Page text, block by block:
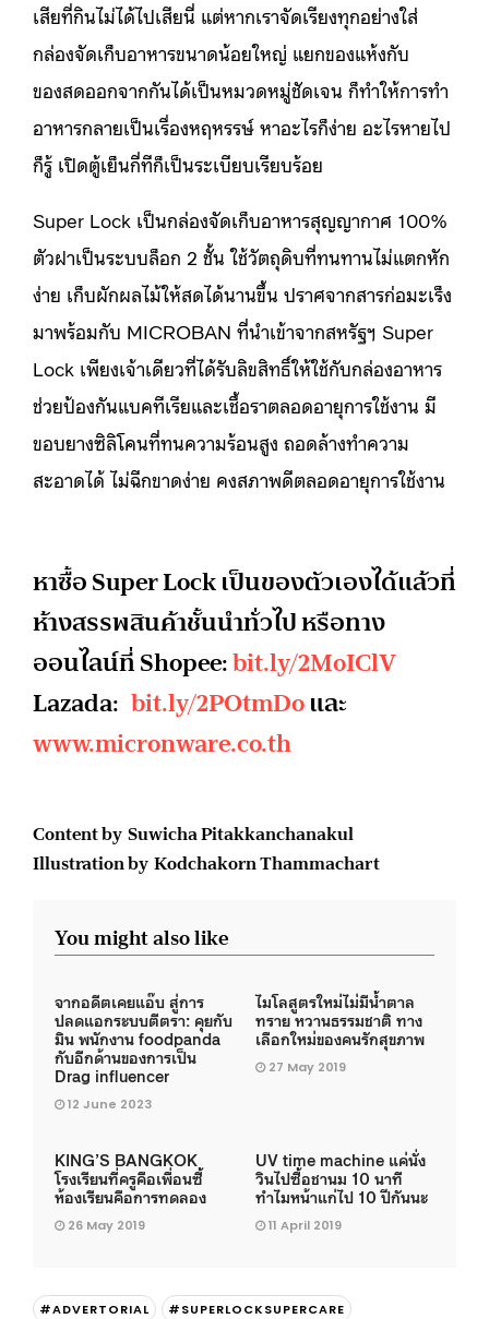
เสียที่กินไม่ได้ไปเสียนี่ แต่หากเราจัดเรียงทุกอย่างใส่
กล่องจัดเก็บอาหารขนาดน้อยใหญ่ แยกของแห้งกับ
ของสดออกจากกันได้เป็นหมวดหมู่ชัดเจน ก็ทำให้การทำ
อาหารกลายเป็นเรื่องหฤหรรษ์ หาอะไรก็ง่าย อะไรหายไป
ก็รู้ เปิดตู้เย็นกี่ทีก็เป็นระเบียบเรียบร้อย
Super Lock เป็นกล่องจัดเก็บอาหารสุญญากาศ 100%
ตัวฝาเป็นระบบล็อก 2 ชั้น ใช้วัตถุดิบที่ทนทานไม่แตกหัก
ง่าย เก็บผักผลไม้ให้สดได้นานขึ้น ปราศจากสารก่อมะเร็ง
มาพร้อมกับ MICROBAN ที่นำเข้าจากสหรัฐฯ Super
Lock เพียงเจ้าเดียวที่ได้รับลิขสิทธิ์ให้ใช้กับกล่องอาหาร
ช่วยป้องกันแบคทีเรียและเชื้อราตลอดอายุการใช้งาน มี
ขอบยางซิลิโคนที่ทนความร้อนสูง ถอดล้างทำความ
สะอาดได้ ไม่ฉีกขาดง่าย คงสภาพดีตลอดอายุการใช้งาน
หาซื้อ Super Lock เป็นของตัวเองได้แล้วที่
ห้างสรรพสินค้าชั้นนำทั่วไป หรือทาง
ออนไลน์ที่ Shopee:bit.ly/2MoIClV
Lazada: bit.ly/2POtmDoและ
www.micronware.co.th
Content by Suwicha Pitakkanchanakul
Illustration byKodchakorn Thammachart
You might also like
จากอดีตเคยแอ๊บ สู่การ
ปลดแอกระบบตีตรา: คุยกับ
มิน พนักงาน foodpanda
กับอีกด้านของการเป็น
Drag influencer
12 June 2023
ไมโลสูตรใหม่ไม่มีน้ำตาล
ทราย หวานธรรมชาติ ทาง
เลือกใหม่ของคนรักสุขภาพ
27 May 2019
KING’S BANGKOK
โรงเรียนที่ครูคือเพื่อนซี้
ห้องเรียนคือการทดลอง
26 May 2019
UV time machine แค่นั่ง
วินไปซื้อชานม 10 นาที
ทำไมหน้าแก่ไป 10 ปีกันนะ
11 April 2019
#ADVERTORIAL
#SUPERLOCKSUPERCARE